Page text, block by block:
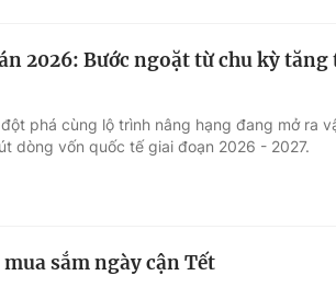
2026: Bước ngoặt từ chu kỳ
phá cùng lộ trình nâng hạng đang mở ra
dòng vốn quốc tế giai đoạn 2026 - 2027.
sắm ngày cận Tết